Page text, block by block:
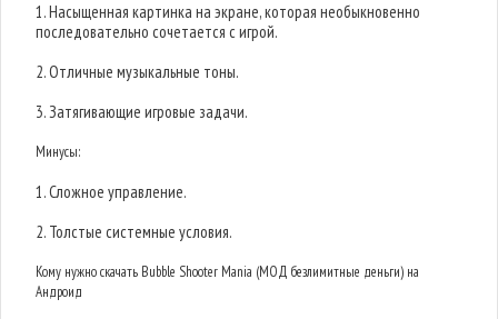
1. Насыщенная картинка на экране, которая необыкновенно
последовательно сочетается с игрой.
2. Отличные музыкальные тоны.
3. Затягивающие игровые задачи.
Минусы:
1. Сложное управление.
2. Толстые системные условия.
Кому нужно скачать Bubble Shooter Mania (МОД безлимитные деньги) на
Андроид